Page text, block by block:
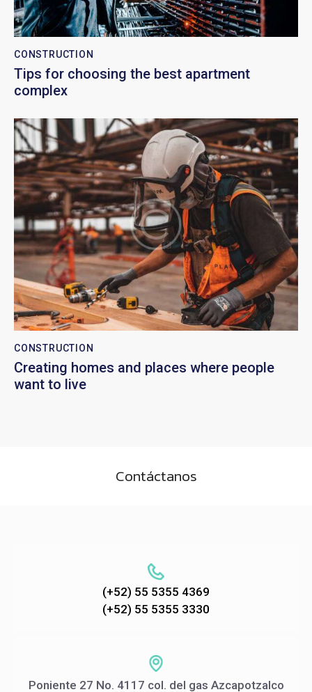
CONSTRUCTION
Tips for choosing the best apartment
complex
CONSTRUCTION
Creating homes and places where people
want to live
Contáctanos
(+52) 55 5355 4369
(+52) 55 5355 3330
Poniente 27 No. 4117 col. del gas Azcapotzalco